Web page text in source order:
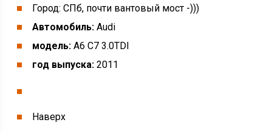
Город: СПб, почти вантовый мост -)))
Автомобиль: Audi
модель: A6 C7 3.0TDI
год выпуска: 2011
Наверх